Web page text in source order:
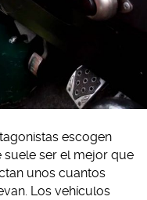
escogen
ser el mejor que
unos cuantos
Los vehículos